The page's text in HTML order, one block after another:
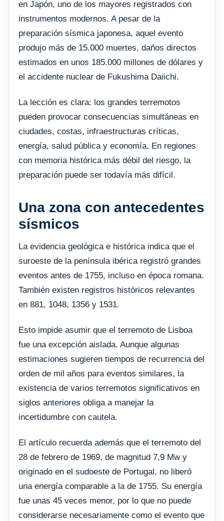
en Japón, uno de los mayores registrados con
instrumentos modernos. A pesar de la
preparación sísmica japonesa, aquel evento
produjo más de 15.000 muertes, daños directos
estimados en unos 185.000 millones de dólares y
el accidente nuclear de Fukushima Daiichi.
La lección es clara: los grandes terremotos
pueden provocar consecuencias simultáneas en
ciudades, costas, infraestructuras críticas,
energía, salud pública y economía. En regiones
con memoria histórica más débil del riesgo, la
preparación puede ser todavía más difícil.
Una zona con antecedentes
sísmicos
La evidencia geológica e histórica indica que el
suroeste de la península ibérica registró grandes
eventos antes de 1755, incluso en época romana.
También existen registros históricos relevantes
en 881, 1048, 1356 y 1531.
Esto impide asumir que el terremoto de Lisboa
fue una excepción aislada. Aunque algunas
estimaciones sugieren tiempos de recurrencia del
orden de mil años para eventos similares, la
existencia de varios terremotos significativos en
siglos anteriores obliga a manejar la
incertidumbre con cautela.
El artículo recuerda además que el terremoto del
28 de febrero de 1969, de magnitud 7,9 Mw y
originado en el sudoeste de Portugal, no liberó
una energía comparable a la de 1755. Su energía
fue unas 45 veces menor, por lo que no puede
considerarse necesariamente como el evento que